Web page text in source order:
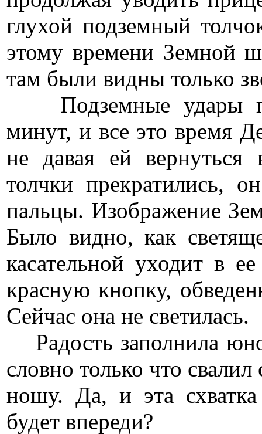
глухой подземный
этому времени Земной
там были видны только
Подземные удары
минут, и все это время
не давая ей вернуться
толчки прекратились,
пальцы. Изображение
Было видно, как
касательной уходит в
красную кнопку,
Сейчас она не светилась.
Радость заполнила
словно только что
ношу. Да, и эта
будет впереди?